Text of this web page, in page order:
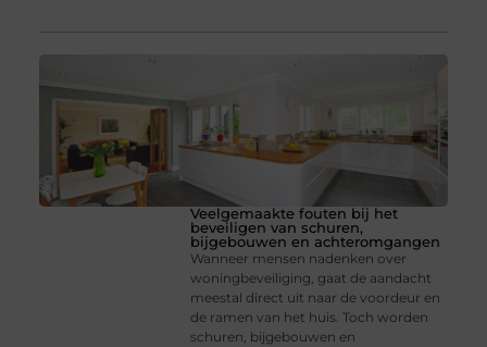
Veelgemaakte fouten bij het
beveiligen van schuren,
bijgebouwen en achteromgangen
Wanneer mensen nadenken over
woningbeveiliging, gaat de aandacht
meestal direct uit naar de voordeur en
de ramen van het huis. Toch worden
schuren, bijgebouwen en